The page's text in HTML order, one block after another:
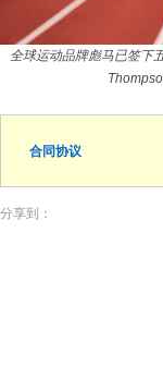
全球运动品牌彪马已签下
合同协议
分享到：